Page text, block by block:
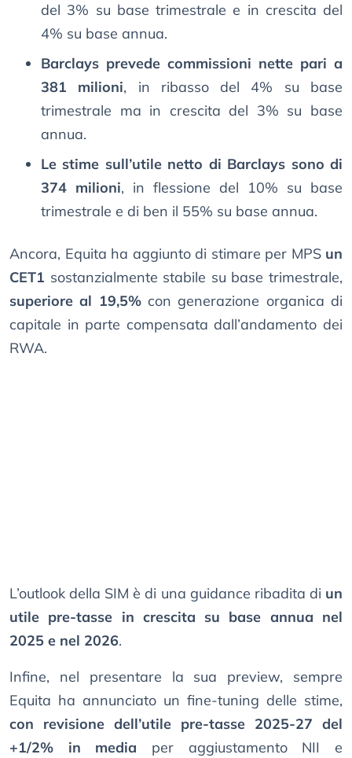
del 3% su base trimestrale e in crescita del
4% su base annua.
Barclays prevede commissioni nette pari a
381 milioni, in ribasso del 4% su base
trimestrale ma in crescita del 3% su base
annua.
Le stime sull’utile netto di Barclays sono di
374 milioni, in flessione del 10% su base
trimestrale e di ben il 55% su base annua.
Ancora, Equita ha aggiunto di stimare per MPS un
CET1 sostanzialmente stabile su base trimestrale,
superiore al 19,5%con generazione organica di
capitale in parte compensata dall’andamento dei
RWA.
L’outlook della SIM è di una guidance ribadita di un
utile pre-tasse in crescita su base annua nel
2025 e nel 2026.
Infine, nel presentare la sua preview, sempre
Equita ha annunciato un fine-tuning delle stime,
con revisione dell’utile pre-tasse 2025-27 del
+1/2% in media per aggiustamento NII e